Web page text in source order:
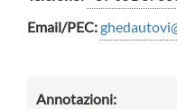
Email/PEC:
Annotazioni: